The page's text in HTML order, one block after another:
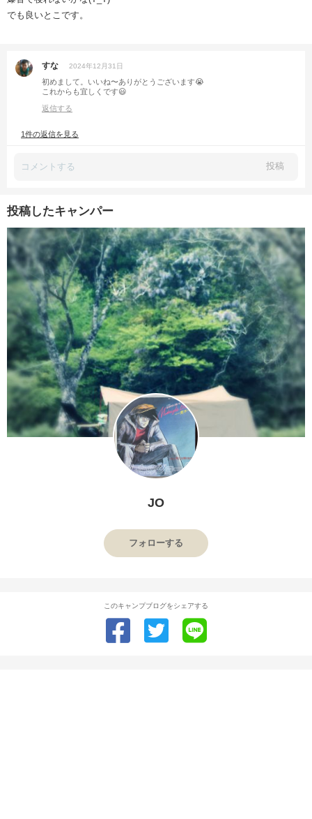
でも良いとこです。
すな 2024年12月31日
初めまして。いいね〜ありがとうございます😭
これからも宜しくです😃
返信する
1件の返信を見る
投稿
投稿したキャンパー
JO
フォローする
このキャンプブログをシェアする